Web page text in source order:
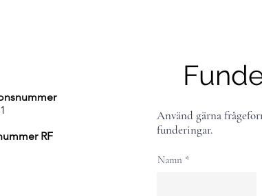
RF
Använd gärna
funderingar.
Namn